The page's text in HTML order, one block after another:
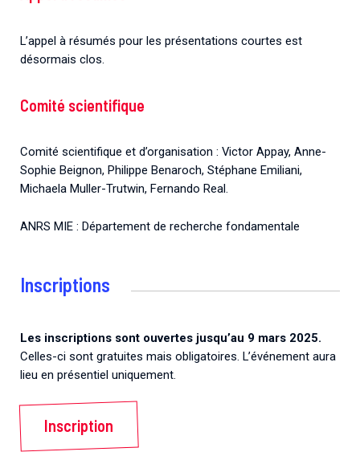
L’appel à résumés pour les présentations courtes est
désormais clos.
Comité scientifique
Comité scientifique et d’organisation : Victor Appay, Anne-
Sophie Beignon, Philippe Benaroch, Stéphane Emiliani,
Michaela Muller-Trutwin, Fernando Real.
ANRS MIE : Département de recherche fondamentale
Inscriptions
Les inscriptions sont ouvertes jusqu’au 9 mars 2025.
Celles-ci sont gratuites mais obligatoires. L’événement aura
lieu en présentiel uniquement.
Inscription